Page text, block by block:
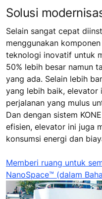
Solusi
Selain sangat cepat
menggunakan
teknologi inovatif untuk
50% lebih besar namun
yang ada. Selain lebih
yang lebih baik, elevator
perjalanan yang mulus
Dan dengan sistem
efisien, elevator ini juga
konsumsi energi dan
Memberi ruang untuk
NanoSpace™ (dalam